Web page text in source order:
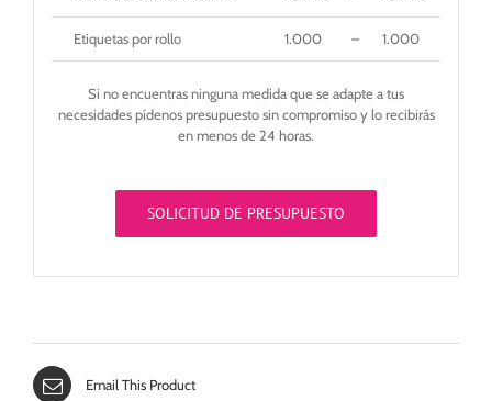
Etiquetas por rollo 1.000 – 1.000 –
Si no encuentras ninguna medida que se adapte a tus
necesidades pídenos presupuesto sin compromiso y lo recibirás
en menos de 24 horas.
SOLICITUD DE PRESUPUESTO
Email This Product